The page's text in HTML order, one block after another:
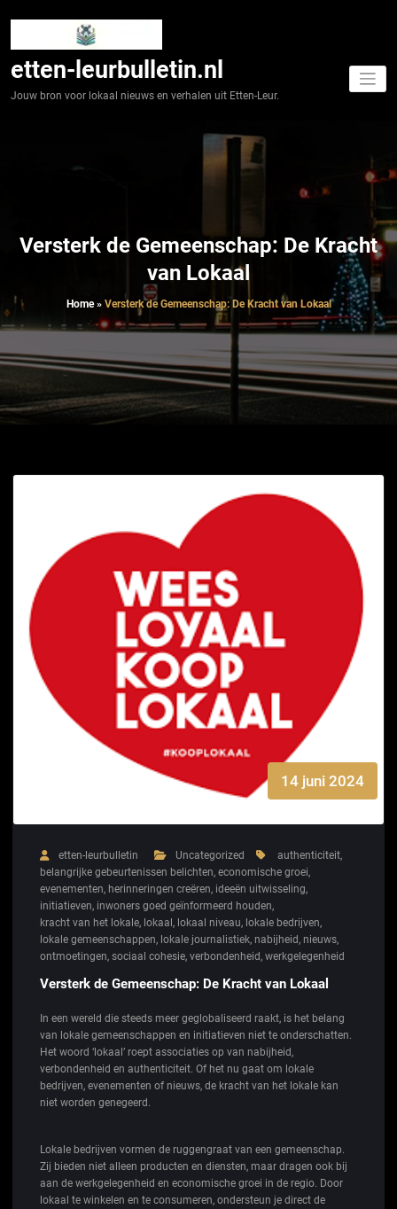
etten-leurbulletin.nl
Jouw bron voor lokaal nieuws en verhalen uit Etten-Leur.
Versterk de Gemeenschap: De Kracht
van Lokaal
Home» Versterk de Gemeenschap: De Kracht van Lokaal
14 juni 2024
etten-leurbulletin Uncategorized authenticiteit,
belangrijke gebeurtenissen belichten, economische groei,
evenementen, herinneringen creëren, ideeën uitwisseling,
initiatieven, inwoners goed geïnformeerd houden,
kracht van het lokale, lokaal, lokaal niveau, lokale bedrijven,
lokale gemeenschappen, lokale journalistiek, nabijheid, nieuws,
ontmoetingen, sociaal cohesie, verbondenheid, werkgelegenheid
Versterk de Gemeenschap: De Kracht van Lokaal
In een wereld die steeds meer geglobaliseerd raakt, is het belang
van lokale gemeenschappen en initiatieven niet te onderschatten.
Het woord ‘lokaal’ roept associaties op van nabijheid,
verbondenheid en authenticiteit. Of het nu gaat om lokale
bedrijven, evenementen of nieuws, de kracht van het lokale kan
niet worden genegeerd.
Lokale bedrijven vormen de ruggengraat van een gemeenschap.
Zij bieden niet alleen producten en diensten, maar dragen ook bij
aan de werkgelegenheid en economische groei in de regio. Door
lokaal te winkelen en te consumeren, ondersteun je direct de